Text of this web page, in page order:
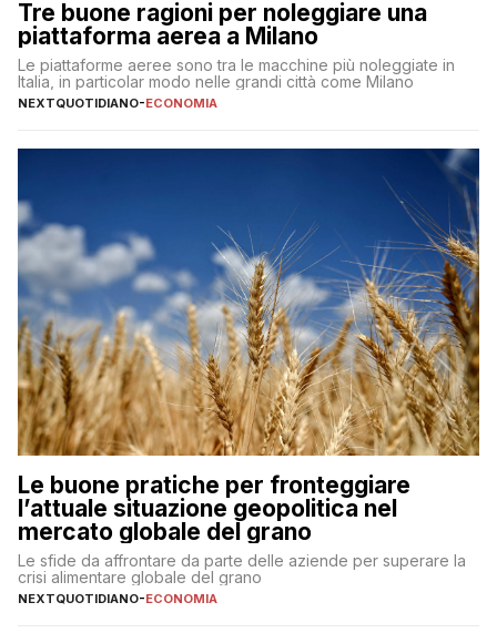
Tre buone ragioni per noleggiare una
piattaforma aerea a Milano
Le piattaforme aeree sono tra le macchine più noleggiate in
Italia, in particolar modo nelle grandi città come Milano
NEXTQUOTIDIANO-ECONOMIA
Le buone pratiche per fronteggiare
l’attuale situazione geopolitica nel
mercato globale del grano
Le sfide da affrontare da parte delle aziende per superare la
crisi alimentare globale del grano
NEXTQUOTIDIANO-ECONOMIA